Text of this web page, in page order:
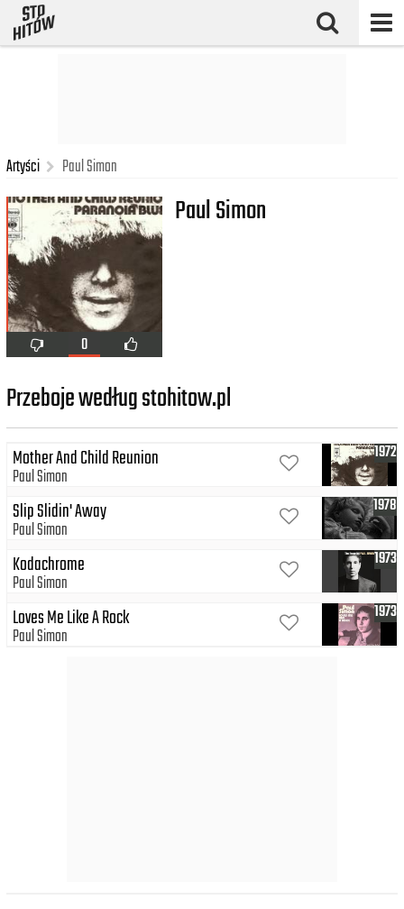
Artyści Paul Simon
0
Paul Simon
Przeboje według stohitow.pl
1972
Mother And Child Reunion
Paul Simon
1978
Slip Slidin' Away
Paul Simon
1973
Kodachrome
Paul Simon
1973
Loves Me Like A Rock
Paul Simon